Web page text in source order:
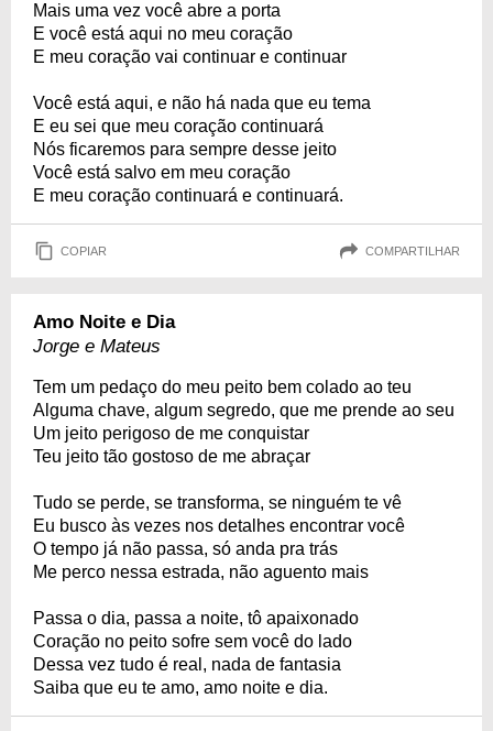
Mais uma vez você abre a porta
E você está aqui no meu coração
E meu coração vai continuar e continuar
Você está aqui, e não há nada que eu tema
E eu sei que meu coração continuará
Nós ficaremos para sempre desse jeito
Você está salvo em meu coração
E meu coração continuará e continuará.
COPIAR COMPARTILHAR
Amo Noite e Dia
Jorge e Mateus
Tem um pedaço do meu peito bem colado ao teu
Alguma chave, algum segredo, que me prende ao seu
Um jeito perigoso de me conquistar
Teu jeito tão gostoso de me abraçar
Tudo se perde, se transforma, se ninguém te vê
Eu busco às vezes nos detalhes encontrar você
O tempo já não passa, só anda pra trás
Me perco nessa estrada, não aguento mais
Passa o dia, passa a noite, tô apaixonado
Coração no peito sofre sem você do lado
Dessa vez tudo é real, nada de fantasia
Saiba que eu te amo, amo noite e dia.